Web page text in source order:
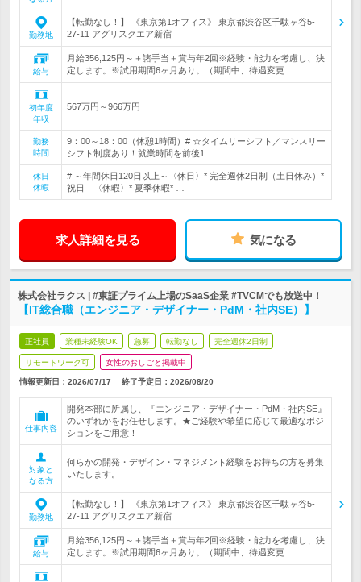
勤務地
【転勤なし！】 《東京第1オフィス》 東京都渋谷区千駄ヶ谷5-
27-11 アグリスクエア新宿
給与
月給356,125円～＋諸手当＋賞与年2回※経験・能力を考慮し、決
定します。※試用期間6ヶ月あり。（期間中、待遇変更…
初年度
年収
567万円～966万円
勤務
時間
9：00～18：00（休憩1時間）# ☆タイムリーシフト／マンスリー
シフト制度あり！就業時間を前後1…
休日
休暇
# ～年間休日120日以上～〈休日〉* 完全週休2日制（土日休み）*
祝日 〈休暇〉* 夏季休暇* …
求人詳細を見る 気になる
株式会社ラクス | #東証プライム上場のSaaS企業 #TVCMでも放送中！
【IT総合職（エンジニア・デザイナー・PdM・社内SE）】
正社員 業種未経験OK 急募 転勤なし 完全週休2日制
リモートワーク可 女性のおしごと掲載中
情報更新日：2026/07/17 終了予定日： 2026/08/20
仕事内容
開発本部に所属し、『エンジニア・デザイナー・PdM・社内SE』
のいずれかをお任せします。★ご経験や希望に応じて最適なポジ
ションをご用意！
対象と
なる方
何らかの開発・デザイン・マネジメント経験をお持ちの方を募集
いたします。
勤務地
【転勤なし！】 《東京第1オフィス》 東京都渋谷区千駄ヶ谷5-
27-11 アグリスクエア新宿
給与
月給356,125円～＋諸手当＋賞与年2回※経験・能力を考慮し、決
定します。※試用期間6ヶ月あり。（期間中、待遇変更…